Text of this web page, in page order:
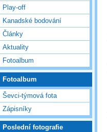
Play-off
Kanadské bodování
Články
Aktuality
Fotoalbum
Fotoalbum
Ševci-týmová fota
Zápisníky
Poslední fotografie